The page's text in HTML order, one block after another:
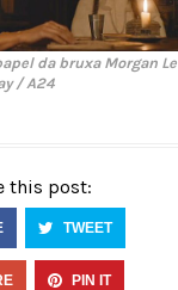
da bruxa Morgan Le
/ A24
this post:
TWEET
PIN IT